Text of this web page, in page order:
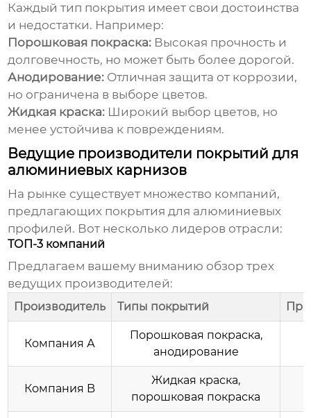
Каждый тип покрытия имеет свои достоинства
и недостатки. Например:
Порошковая покраска: Высокая прочность и
долговечность, но может быть более дорогой.
Анодирование: Отличная защита от коррозии,
но ограничена в выборе цветов.
Жидкая краска: Широкий выбор цветов, но
менее устойчива к повреждениям.
Ведущие производители покрытий для
алюминиевых карнизов
На рынке существует множество компаний,
предлагающих покрытия для алюминиевых
профилей. Вот несколько лидеров отрасли:
ТОП-3 компаний
Предлагаем вашему вниманию обзор трех
ведущих производителей:
Производитель Типы покрытий
Компания А
Порошковая покраска,
анодирование
Компания B
Жидкая краска,
порошковая покраска